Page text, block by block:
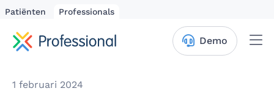
Patiënten Professionals
Demo
1 februari 2024